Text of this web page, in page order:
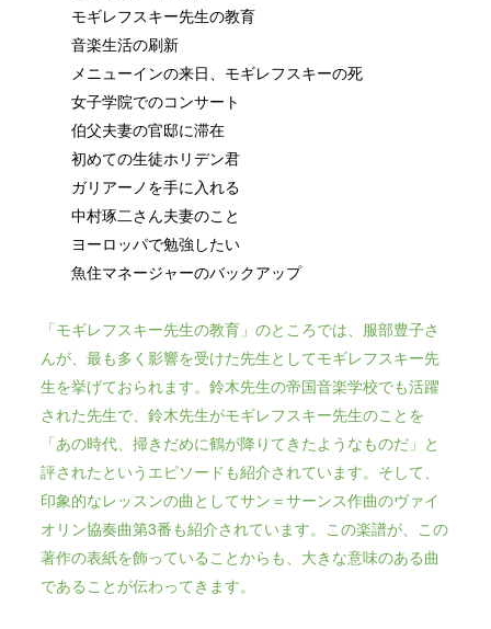
モギレフスキー先生の教育
音楽生活の刷新
メニューインの来日、モギレフスキーの死
女子学院でのコンサート
伯父夫妻の官邸に滞在
初めての生徒ホリデン君
ガリアーノを手に入れる
中村琢二さん夫妻のこと
ヨーロッパで勉強したい
魚住マネージャーのバックアップ
「モギレフスキー先生の教育」のところでは、服部豊子さ
んが、最も多く影響を受けた先生としてモギレフスキー先
生を挙げておられます。鈴木先生の帝国音楽学校でも活躍
された先生で、鈴木先生がモギレフスキー先生のことを
「あの時代、掃きだめに鶴が降りてきたようなものだ」と
評されたというエピソードも紹介されています。そして、
印象的なレッスンの曲としてサン＝サーンス作曲のヴァイ
オリン協奏曲第3番も紹介されています。この楽譜が、この
著作の表紙を飾っていることからも、大きな意味のある曲
であることが伝わってきます。